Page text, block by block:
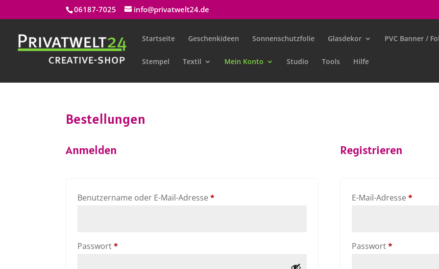
06187-7025 info@privatwelt24.de
Startseite Geschenkideen Sonnenschutzfolie Glasdekor PVC Banner /
Stempel Textil Mein Konto Studio Tools Hilfe
Bestellungen
Anmelden
Benutzername oder E-Mail-Adresse*Erforderlich
Passwort*Erforderlich
Registrieren
E-Mail-Adresse*
Passwort*Erforderlich